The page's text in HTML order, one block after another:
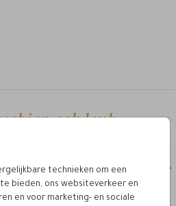
technieken om een
bieden, ons websiteverkeer en
en voor marketing- en sociale
maken van de perfecte
ook leuk